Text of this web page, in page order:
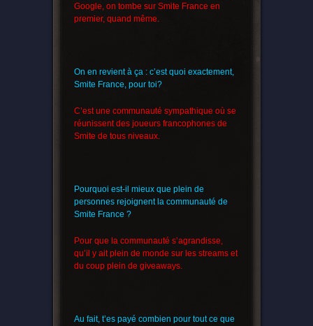
Google, on tombe sur Smite France en
premier, quand même.
On en revient à ça : c’est quoi exactement,
Smite France, pour toi?
C’est une communauté sympathique où se
réunissent des joueurs francophones de
Smite de tous niveaux.
Pourquoi est-il mieux que plein de
personnes rejoignent la communauté de
Smite France ?
Pour que la communauté s’agrandisse,
qu’il y ait plein de monde sur les streams et
du coup plein de giveaways.
Au fait, t’es payé combien pour tout ce que